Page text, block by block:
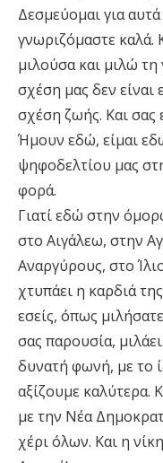
Δεσμεύομαι για αυτά
γνωριζόμαστε καλά.
μιλούσα και μιλώ
σχέση μας δεν είναι
σχέση ζωής. Και σας
Ήμουν εδώ, είμαι
ψηφοδελτίου μας
φορά.
Γιατί εδώ στην
στο Αιγάλεω, στην
Αναργύρους, στο
χτυπάει η καρδιά
εσείς, όπως
σας παρουσία,
δυνατή φωνή, με το
αξίζουμε καλύτερα.
με την Νέα
χέρι όλων. Και η